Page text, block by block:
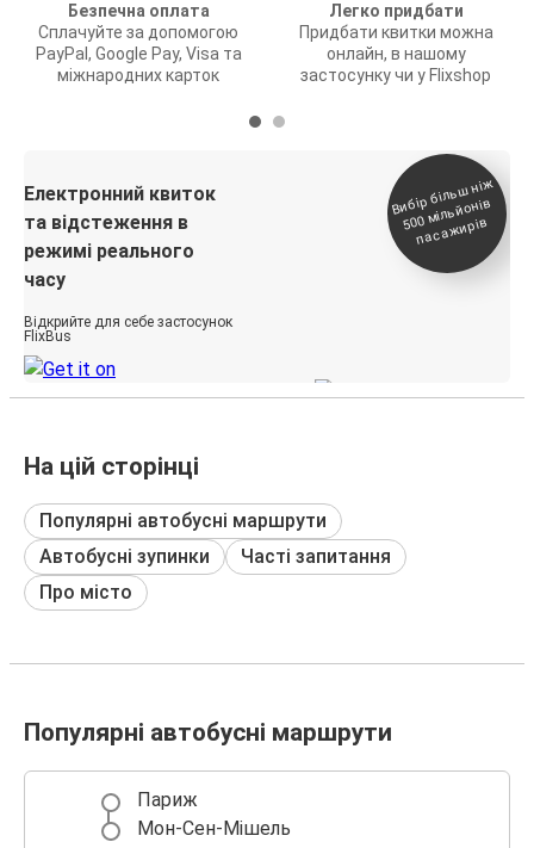
Безпечна оплата
Сплачуйте за допомогою
PayPal, Google Pay, Visa та
міжнародних карток
Легко придбати
Придбати квитки можна
онлайн, в нашому
застосунку чи у Flixshop
Електронний квиток
та відстеження в
режимі реального
часу
Відкрийте для себе застосунок
FlixBus
Вибір біль
ш ні
ж
500
мільйонів
паса
жирів
На цій сторінці
Популярні автобусні маршрути
Автобусні зупинки
Часті запитання
Про місто
Популярні автобусні маршрути
Париж
Мон-Сен-Мішель